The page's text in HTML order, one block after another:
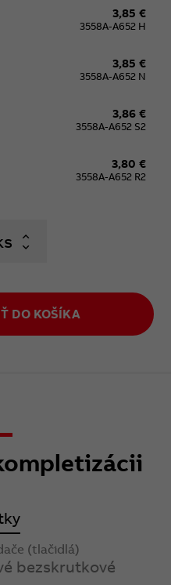
3,85 €
3558A-A652 H
3,85 €
3558A-A652 N
3,86 €
3558A-A652 S2
3,80 €
3558A-A652 R2
DO KOŠÍKA
(tlačidlá)
bezskrutkové